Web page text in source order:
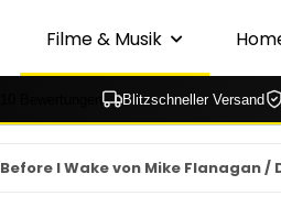
Filme & Musik
Blitzschneller Versand
Before I Wake von Mike Flanagan /